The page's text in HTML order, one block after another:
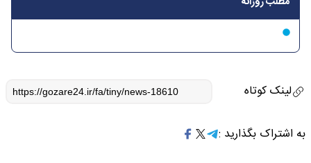
لینک کوتاه
به اشتراک بگذارید :